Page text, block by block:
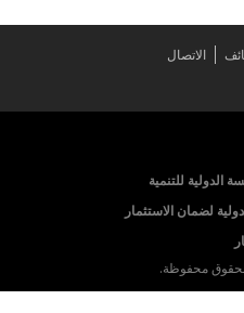
الاتصال
الدولية للتنمية
لضمان الاستثمار